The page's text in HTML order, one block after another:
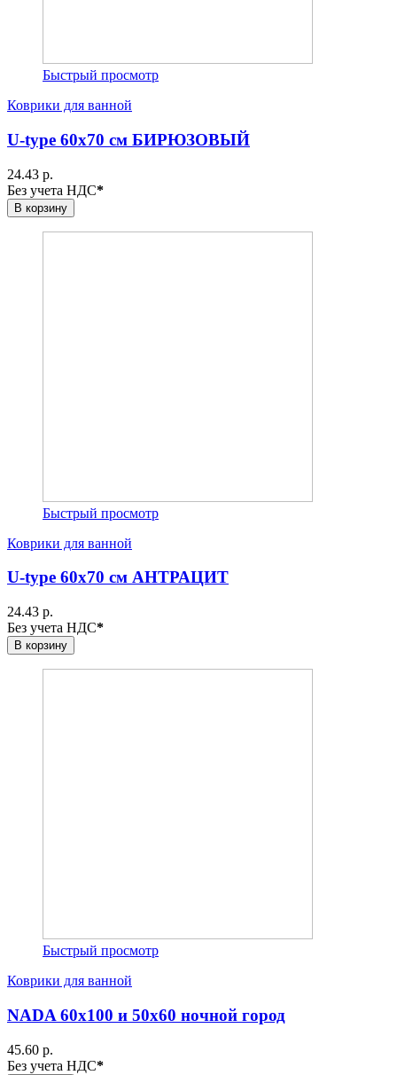
Быстрый просмотр
Коврики для ванной
U-type 60х70 см БИРЮЗОВЫЙ
24.43 р.
Без учета НДС*
В корзину
Быстрый просмотр
Коврики для ванной
U-type 60х70 см АНТРАЦИТ
24.43 р.
Без учета НДС*
В корзину
Быстрый просмотр
Коврики для ванной
NADA 60х100 и 50х60 ночной город
45.60 р.
Без учета НДС*